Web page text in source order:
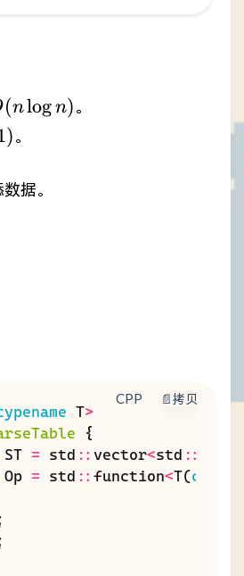
(nlogn)。
)。
据。
T>
{
ST = std :: vector<std ::
Op = std :: function<T(const
📄拷贝
CPP